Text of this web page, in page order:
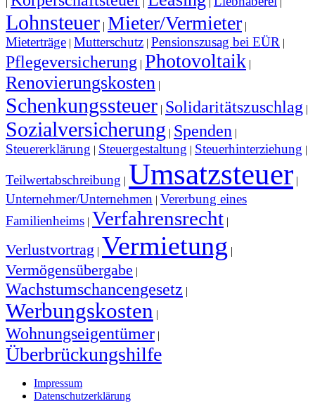
Lohnsteuer | Mieter/Vermieter |
Mieterträge | Mutterschutz | Pensionszusag bei EÜR |
Pflegeversicherung | Photovoltaik |
Renovierungskosten |
Schenkungssteuer | Solidaritätszuschlag |
Sozialversicherung | Spenden |
Steuererklärung | Steuergestaltung | Steuerhinterziehung |
Teilwertabschreibung | Umsatzsteuer |
Unternehmer/Unternehmen | Vererbung eines
Familienheims | Verfahrensrecht |
Verlustvortrag | Vermietung |
Vermögensübergabe |
Wachstumschancengesetz |
Werbungskosten |
Wohnungseigentümer |
Überbrückungshilfe
Impressum
Datenschutzerklärung